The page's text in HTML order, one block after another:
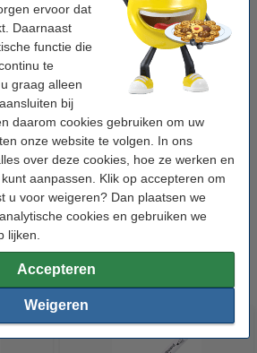
ervoor dat
Daarnaast
functie die
te
graag alleen
bij
daarom cookies gebruiken om uw
onze website te volgen. In ons
over deze cookies, hoe ze werken en
aanpassen. Klik op accepteren om
u voor weigeren? Dan plaatsen we
cookies en gebruiken we
lijken.
Accepteren
Weigeren
whiteboardwisser
stiftenhouder groot
reinigingsspray (250 ml)
Populaire producten